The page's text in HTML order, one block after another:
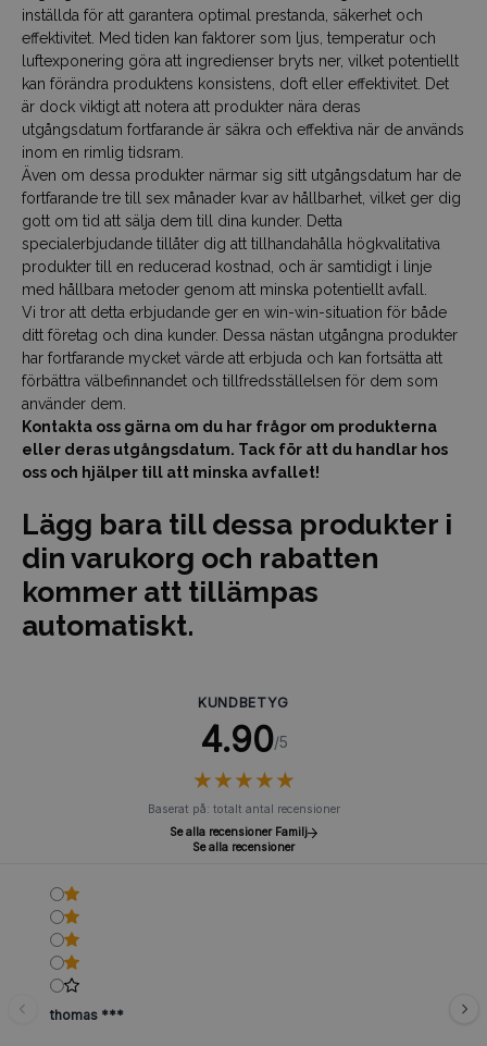
inställda för att garantera optimal prestanda, säkerhet och
effektivitet. Med tiden kan faktorer som ljus, temperatur och
luftexponering göra att ingredienser bryts ner, vilket potentiellt
kan förändra produktens konsistens, doft eller effektivitet. Det
är dock viktigt att notera att produkter nära deras
utgångsdatum fortfarande är säkra och effektiva när de används
inom en rimlig tidsram.
Även om dessa produkter närmar sig sitt utgångsdatum har de
fortfarande tre till sex månader kvar av hållbarhet, vilket ger dig
gott om tid att sälja dem till dina kunder. Detta
specialerbjudande tillåter dig att tillhandahålla högkvalitativa
produkter till en reducerad kostnad, och är samtidigt i linje
med hållbara metoder genom att minska potentiellt avfall.
Vi tror att detta erbjudande ger en win-win-situation för både
ditt företag och dina kunder. Dessa nästan utgångna produkter
har fortfarande mycket värde att erbjuda och kan fortsätta att
förbättra välbefinnandet och tillfredsställelsen för dem som
använder dem.
Kontakta oss gärna om du har frågor om produkterna
eller deras utgångsdatum. Tack för att du handlar hos
oss och hjälper till att minska avfallet!
Lägg bara till dessa produkter i
din varukorg och rabatten
kommer att tillämpas
automatiskt.
KUNDBETYG
4.90/5
★★★★★
★★★★★
Baserat på: totalt antal recensioner
Se alla recensioner Familj
Se alla recensioner
thomas ***